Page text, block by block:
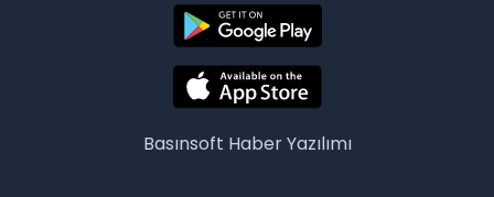
Basınsoft Haber Yazılımı